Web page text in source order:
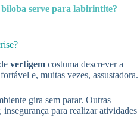
serve para labirintite?
vertigem costuma descrever a
e, muitas vezes, assustadora.
gira sem parar. Outras
para realizar atividades